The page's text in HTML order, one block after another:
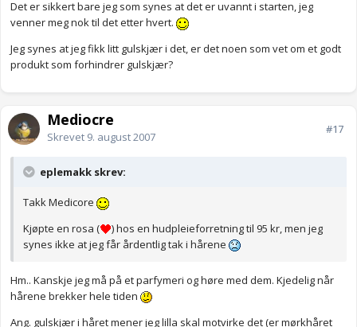
Det er sikkert bare jeg som synes at det er uvannt i starten, jeg
venner meg nok til det etter hvert.
Jeg synes at jeg fikk litt gulskjær i det, er det noen som vet om et godt
produkt som forhindrer gulskjær?
Mediocre
Skrevet 9. august 2007
#17
eplemakk skrev:
Takk Medicore
Kjøpte en rosa (
) hos en hudpleieforretning til 95 kr, men jeg
synes ikke at jeg får årdentlig tak i hårene
Hm.. Kanskje jeg må på et parfymeri og høre med dem. Kjedelig når
hårene brekker hele tiden
Ang. gulskjær i håret mener jeg lilla skal motvirke det (er mørkhåret